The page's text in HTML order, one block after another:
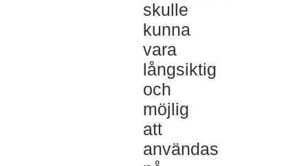
skulle
kunna
vara
långsiktig
och
möjlig
att
användas